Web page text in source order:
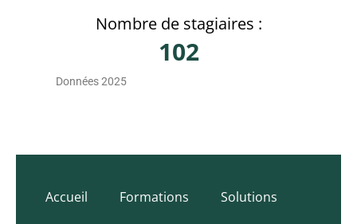
Nombre de stagiaires :
102
Données 2025
Accueil Formations Solutions